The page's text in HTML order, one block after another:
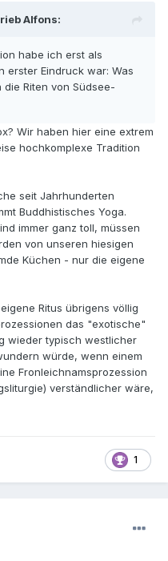
Alfons:
habe ich erst als
erster Eindruck war: Was
Riten von Südsee-
Wir haben hier eine extrem
hochkomplexe Tradition
seit Jahrhunderten
Buddhistisches Yoga.
immer ganz toll, müssen
von unseren hiesigen
Küchen - nur die eigene
Ritus übrigens völlig
das "exotische"
wieder typisch westlicher
würde, wenn einem
Fronleichnamsprozession
verständlicher wäre,
1